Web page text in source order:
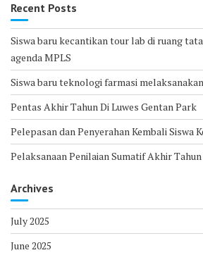
Recent Posts
Siswa baru kecantikan tour lab di ruang
agenda MPLS
Siswa baru teknologi farmasi
Pentas Akhir Tahun Di Luwes Gentan Park
Pelepasan dan Penyerahan Kembali Siswa
Pelaksanaan Penilaian Sumatif Akhir Tahun
Archives
July 2025
June 2025